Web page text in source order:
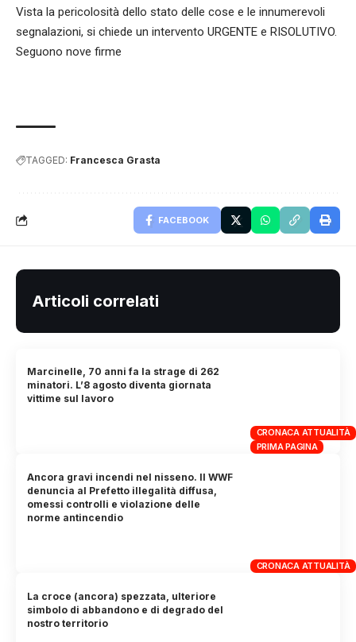
Vista la pericolosità dello stato delle cose e le innumerevoli
segnalazioni, si chiede un intervento URGENTE e RISOLUTIVO.
Seguono nove firme
TAGGED: Francesca Grasta
FACEBOOK
Articoli correlati
CRONACA ATTUALITÀ
PRIMA PAGINA
Marcinelle, 70 anni fa la strage di 262
minatori. L’8 agosto diventa giornata
vittime sul lavoro
CRONACA ATTUALITÀ
Ancora gravi incendi nel nisseno. Il WWF
denuncia al Prefetto illegalità diffusa,
omessi controlli e violazione delle
norme antincendio
La croce (ancora) spezzata, ulteriore
simbolo di abbandono e di degrado del
nostro territorio